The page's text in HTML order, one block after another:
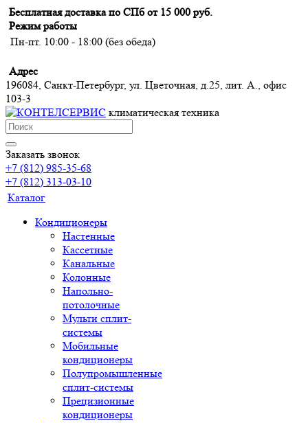
Бесплатная доставка по СПб от 15 000 руб.
Режим работы
Пн-пт. 10:00 - 18:00 (без обеда)
Адрес
196084, Санкт-Петербург, ул. Цветочная, д.25, лит. А., офис
103-3
климатическая техника
Заказать звонок
+7 (812) 985-35-68
+7 (812) 313-03-10
Каталог
Кондиционеры
Настенные
Кассетные
Канальные
Колонные
Напольно-
потолочные
Мульти сплит-
системы
Мобильные
кондиционеры
Полупромышленные
сплит-системы
Прецизионные
кондиционеры